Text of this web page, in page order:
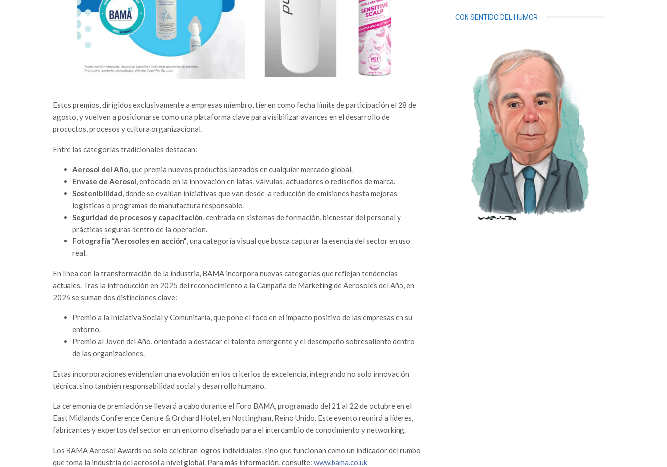
Estos premios, dirigidos exclusivamente a empresas miembro, tienen como fecha límite de participación el 28 de
agosto, y vuelven a posicionarse como una plataforma clave para visibilizar avances en el desarrollo de
productos, procesos y cultura organizacional.
Entre las categorías tradicionales destacan:
Aerosol del Año, que premia nuevos productos lanzados en cualquier mercado global.
Envase de Aerosol, enfocado en la innovación en latas, válvulas, actuadores o rediseños de marca.
Sostenibilidad, donde se evalúan iniciativas que van desde la reducción de emisiones hasta mejoras
logísticas o programas de manufactura responsable.
Seguridad de procesos y capacitación, centrada en sistemas de formación, bienestar del personal y
prácticas seguras dentro de la operación.
Fotografía “Aerosoles en acción”, una categoría visual que busca capturar la esencia del sector en uso
real.
En línea con la transformación de la industria, BAMA incorpora nuevas categorías que reflejan tendencias
actuales. Tras la introducción en 2025 del reconocimiento a la Campaña de Marketing de Aerosoles del Año, en
2026 se suman dos distinciones clave:
Premio a la Iniciativa Social y Comunitaria, que pone el foco en el impacto positivo de las empresas en su
entorno.
Premio al Joven del Año, orientado a destacar el talento emergente y el desempeño sobresaliente dentro
de las organizaciones.
Estas incorporaciones evidencian una evolución en los criterios de excelencia, integrando no solo innovación
técnica, sino también responsabilidad social y desarrollo humano.
La ceremonia de premiación se llevará a cabo durante el Foro BAMA, programado del 21 al 22 de octubre en el
East Midlands Conference Centre & Orchard Hotel, en Nottingham, Reino Unido. Este evento reunirá a líderes,
fabricantes y expertos del sector en un entorno diseñado para el intercambio de conocimiento y networking.
Los BAMA Aerosol Awards no solo celebran logros individuales, sino que funcionan como un indicador del rumbo
que toma la industria del aerosol a nivel global. Para más información, consulte: www.bama.co.uk
CON SENTIDO DEL HUMOR